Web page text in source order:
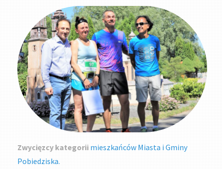
Zwycięzcy kategorii mieszkańców Miasta i Gminy
Pobiedziska.